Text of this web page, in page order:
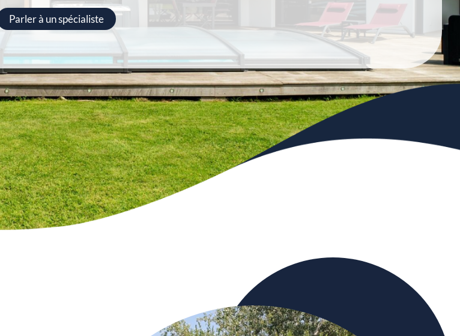
Parler à un spécialiste